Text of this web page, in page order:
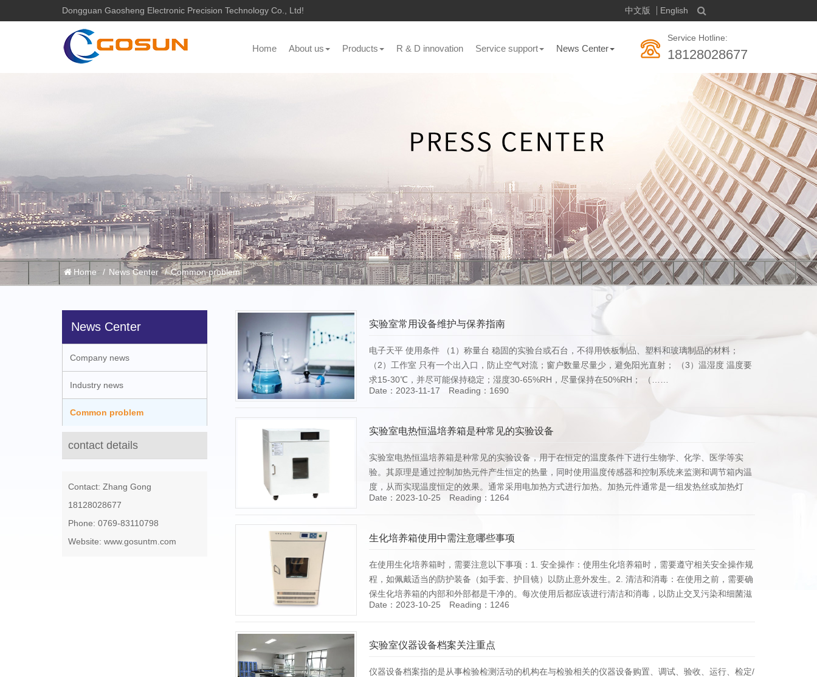
Dongguan Gaosheng Electronic Precision Technology Co., Ltd! 中文版 English
Home About us Products R & D innovation Service support News Center
Service Hotline:
18128028677
Home / News Center / Common problem
News Center
Company news
Industry news
Common problem
contact details
Contact: Zhang Gong
18128028677
Phone: 0769-83110798
Website: www.gosuntm.com
实验室常用设备维护与保养指南
电子天平 使用条件 （1）称量台 稳固的实验台或石台，不得用铁板制品、塑料和玻璃制品的材料；
（2）工作室 只有一个出入口，防止空气对流；窗户数量尽量少，避免阳光直射； （3）温湿度 温度要
求15-30℃，并尽可能保持稳定；湿度30-65%RH，尽量保持在50%RH； （……
Date：2023-11-17 Reading：1690
实验室电热恒温培养箱是种常见的实验设备
实验室电热恒温培养箱是种常见的实验设备，用于在恒定的温度条件下进行生物学、化学、医学等实
验。其原理是通过控制加热元件产生恒定的热量，同时使用温度传感器和控制系统来监测和调节箱内温
度，从而实现温度恒定的效果。通常采用电加热方式进行加热。加热元件通常是一组发热丝或加热灯
管，通过加热元件的加热作用，将热量传递给箱内空气，使温……
Date：2023-10-25 Reading：1264
生化培养箱使用中需注意哪些事项
在使用生化培养箱时，需要注意以下事项：1. 安全操作：使用生化培养箱时，需要遵守相关安全操作规
程，如佩戴适当的防护装备（如手套、护目镜）以防止意外发生。2. 清洁和消毒：在使用之前，需要确
保生化培养箱的内部和外部都是干净的。每次使用后都应该进行清洁和消毒，以防止交叉污染和细菌滋
生。3. 控制温度和湿度：根据需要，设置适……
Date：2023-10-25 Reading：1246
实验室仪器设备档案关注重点
仪器设备档案指的是从事检验检测活动的机构在与检验相关的仪器设备购置、调试、验收、运行、检定/